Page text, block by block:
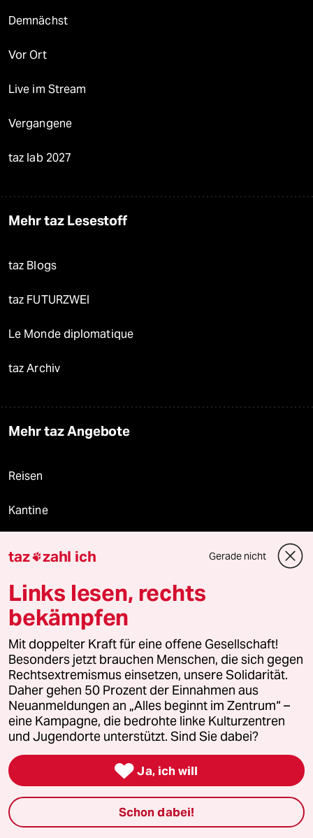
Demnächst
Vor Ort
Live im Stream
Vergangene
taz lab 2027
Mehr taz Lesestoff
taz Blogs
taz FUTURZWEI
Le Monde diplomatique
taz Archiv
Mehr taz Angebote
Reisen
Kantine
Fragen & Hilfe
Feedback
Aboservice
ePaper Login
Downloads für Abonnierende
taz zahl ich Gerade nicht
Links lesen, rechts
bekämpfen
Mit doppelter Kraft für eine offene Gesellschaft!
Besonders jetzt brauchen Menschen, die sich gegen
Rechtsextremismus einsetzen, unsere Solidarität.
Daher gehen 50 Prozent der Einnahmen aus
Neuanmeldungen an „Alles beginnt im Zentrum“ –
eine Kampagne, die bedrohte linke Kulturzentren
und Jugendorte unterstützt. Sind Sie dabei?
 Ja, ich will
Schon dabei!